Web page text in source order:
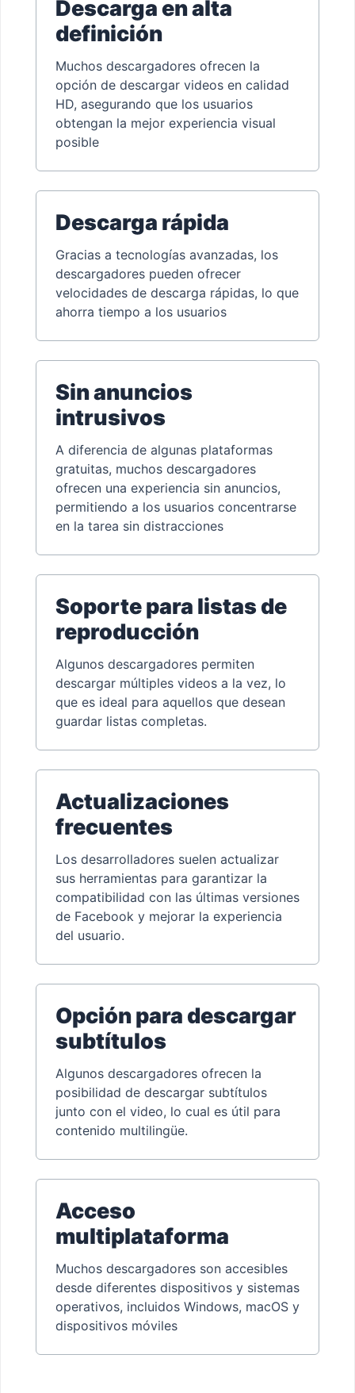
Descarga en alta
definición
Muchos descargadores ofrecen la
opción de descargar videos en calidad
HD, asegurando que los usuarios
obtengan la mejor experiencia visual
posible
Descarga rápida
Gracias a tecnologías avanzadas, los
descargadores pueden ofrecer
velocidades de descarga rápidas, lo que
ahorra tiempo a los usuarios
Sin anuncios
intrusivos
A diferencia de algunas plataformas
gratuitas, muchos descargadores
ofrecen una experiencia sin anuncios,
permitiendo a los usuarios concentrarse
en la tarea sin distracciones
Soporte para listas de
reproducción
Algunos descargadores permiten
descargar múltiples videos a la vez, lo
que es ideal para aquellos que desean
guardar listas completas.
Actualizaciones
frecuentes
Los desarrolladores suelen actualizar
sus herramientas para garantizar la
compatibilidad con las últimas versiones
de Facebook y mejorar la experiencia
del usuario.
Opción para descargar
subtítulos
Algunos descargadores ofrecen la
posibilidad de descargar subtítulos
junto con el video, lo cual es útil para
contenido multilingüe.
Acceso
multiplataforma
Muchos descargadores son accesibles
desde diferentes dispositivos y sistemas
operativos, incluidos Windows, macOS y
dispositivos móviles